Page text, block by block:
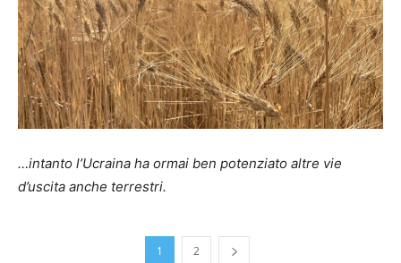
…intanto l’Ucraina ha ormai ben potenziato altre vie
d’uscita anche terrestri.
1 2